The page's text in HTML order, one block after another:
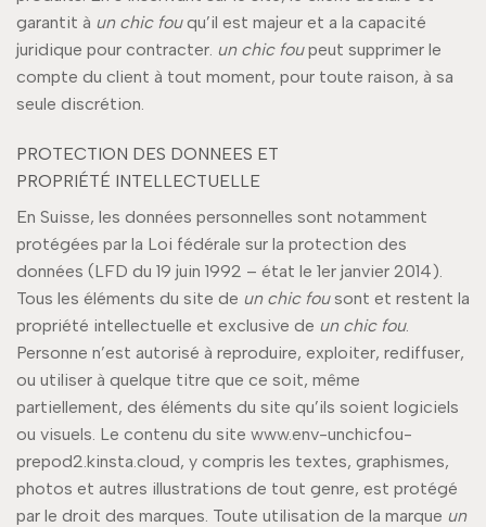
garantit à un chic fouqu’il est majeur et a la capacité
juridique pour contracter. un chic foupeut supprimer le
compte du client à tout moment, pour toute raison, à sa
seule discrétion.
PROTECTION DES DONNEES ET
PROPRIÉTÉ INTELLECTUELLE
En Suisse, les données personnelles sont notamment
protégées par la Loi fédérale sur la protection des
données (LFD du 19 juin 1992 – état le 1er janvier 2014).
Tous les éléments du site de un chic fousont et restent la
propriété intellectuelle et exclusive de un chic fou.
Personne n’est autorisé à reproduire, exploiter, rediffuser,
ou utiliser à quelque titre que ce soit, même
partiellement, des éléments du site qu’ils soient logiciels
ou visuels. Le contenu du site www.env-unchicfou-
prepod2.kinsta.cloud, y compris les textes, graphismes,
photos et autres illustrations de tout genre, est protégé
par le droit des marques. Toute utilisation de la marque un